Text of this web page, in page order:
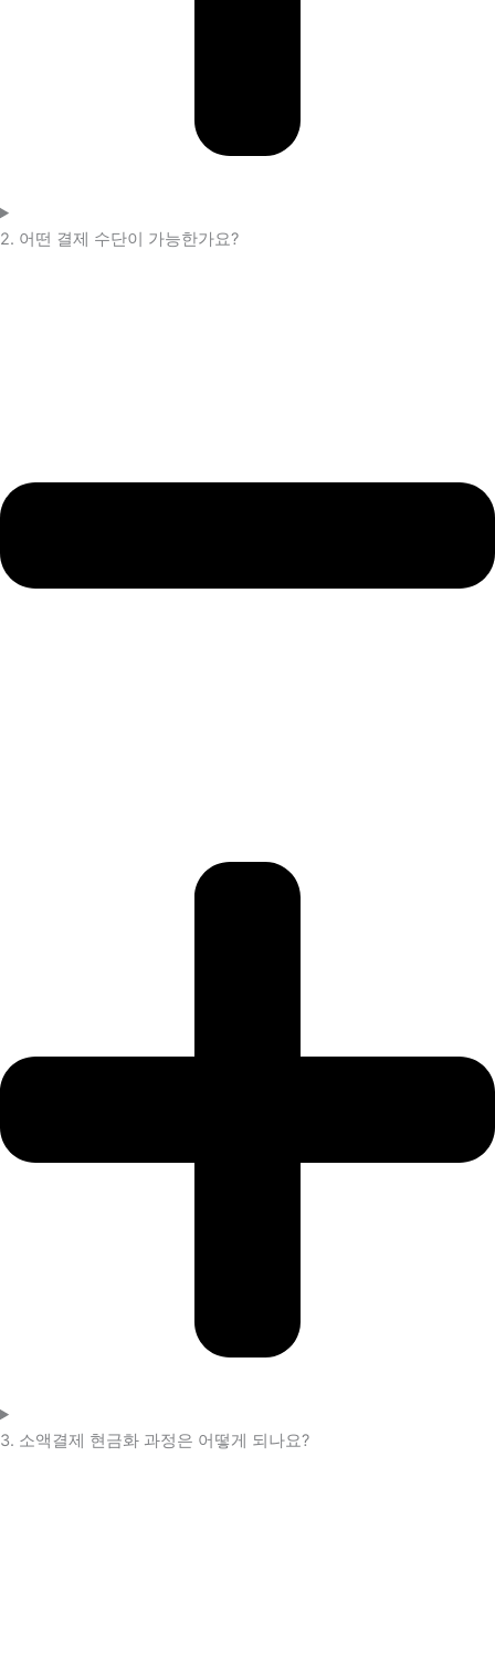
2. 어떤 결제 수단이 가능한가요?
3. 소액결제 현금화 과정은 어떻게 되나요?